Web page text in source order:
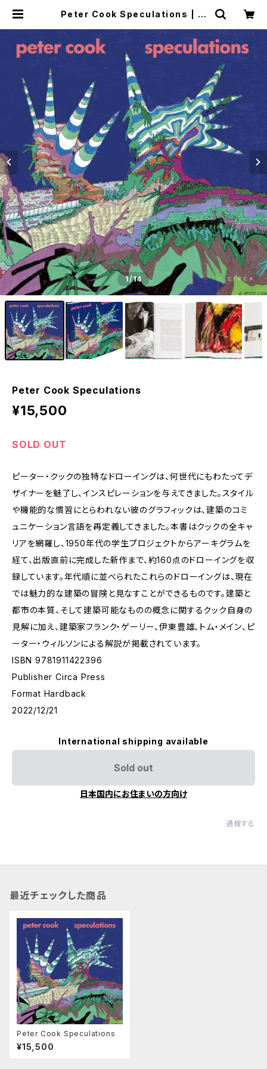
Peter Cook Speculations | つ
1/14
Peter Cook Speculations
¥15,500
SOLD OUT
ピーター・クックの独特なドローイングは、何世代にもわたってデ
ザイナーを魅了し、インスピレーションを与えてきました。スタイル
や機能的な慣習にとらわれない彼のグラフィックは、建築のコミ
ュニケーション言語を再定義してきました。本書はクックの全キャ
リアを網羅し、1950年代の学生プロジェクトからアーキグラムを
経て、出版直前に完成した新作まで、約160点のドローイングを収
録しています。年代順に並べられたこれらのドローイングは、現在
では魅力的な建築の冒険と見なすことができるものです。建築と
都市の本質、そして建築可能なものの概念に関するクック自身の
見解に加え、建築家フランク・ゲーリー、伊東豊雄、トム・メイン、ピ
ーター・ウィルソンによる解説が掲載されています。
ISBN 9781911422396
Publisher Circa Press
Format Hardback
2022/12/21
International shipping available
Sold out
日本国内にお住まいの方向け
通報する
最近チェックした商品
Peter Cook Speculations
¥15,500